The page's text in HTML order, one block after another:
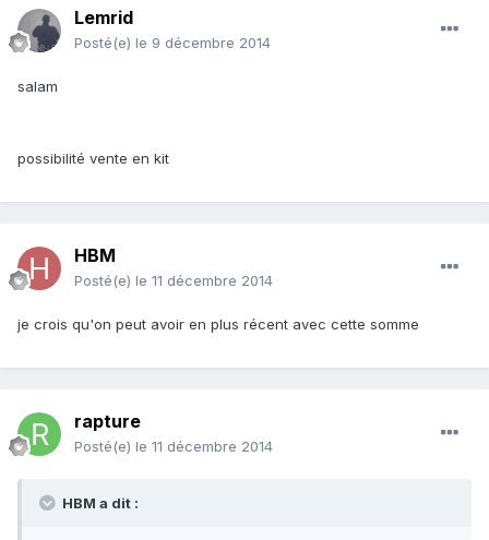
Lemrid
Posté(e) le 9 décembre 2014
salam
possibilité vente en kit
HBM
Posté(e) le 11 décembre 2014
je crois qu'on peut avoir en plus récent avec cette somme
rapture
Posté(e) le 11 décembre 2014
HBM a dit :